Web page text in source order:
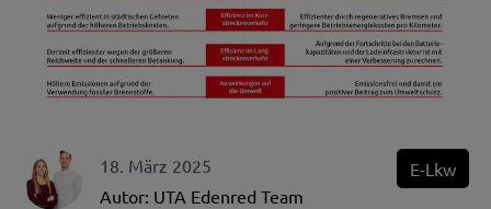
18. März 2025
Autor: UTA Edenred Team
E-Lkw